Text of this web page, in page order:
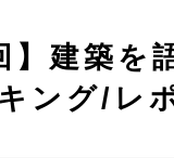
】建築を
ング/レ